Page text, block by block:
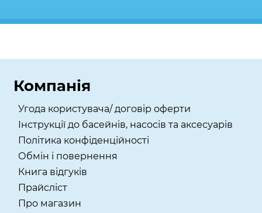
Компанія
Угода користувача/ договір оферти
Інструкції до басейнів, насосів та аксесуарів
Політика конфіденційності
Обмін і повернення
Книга відгуків
Прайсліст
Про магазин